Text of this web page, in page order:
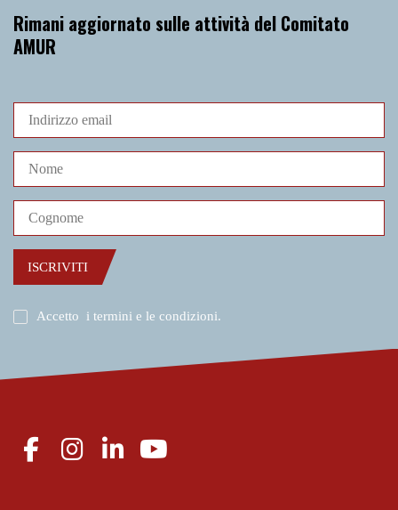
Rimani aggiornato sulle attività del Comitato
AMUR
ISCRIVITI
Accetto i termini e le condizioni.